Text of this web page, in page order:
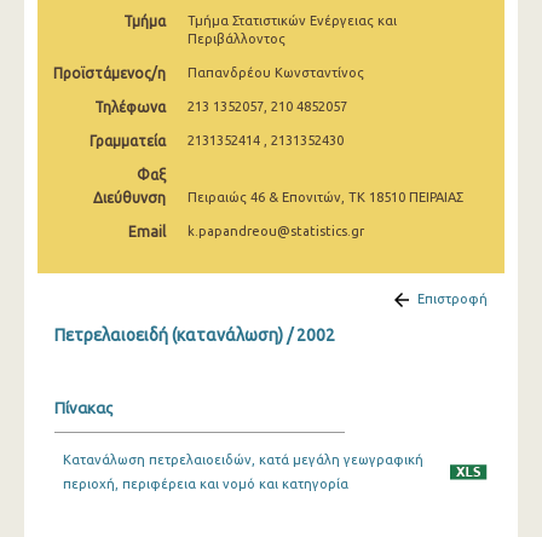
2009
2007
2006
2005
2004
2003
2000
Τμήμα
Τμήμα Στατιστικών Ενέργειας και
Περιβάλλοντος
Προϊστάμενος/η Παπανδρέου Κωνσταντίνος
Τηλέφωνα 213 1352057, 210 4852057
Γραμματεία 2131352414 , 2131352430
Φαξ
Διεύθυνση
Πειραιώς 46 & Επονιτών, ΤΚ 18510 ΠΕΙΡΑΙΑΣ
Email k.papandreou@statistics.gr
Επιστροφή
Πετρελαιοειδή (κατανάλωση) / 2002
Πίνακας
Κατανάλωση πετρελαιοειδών, κατά μεγάλη γεωγραφική
περιοχή, περιφέρεια και νομό και κατηγορία